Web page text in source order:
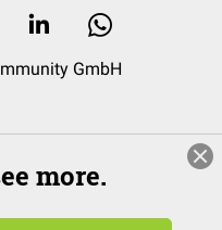
GmbH
more.